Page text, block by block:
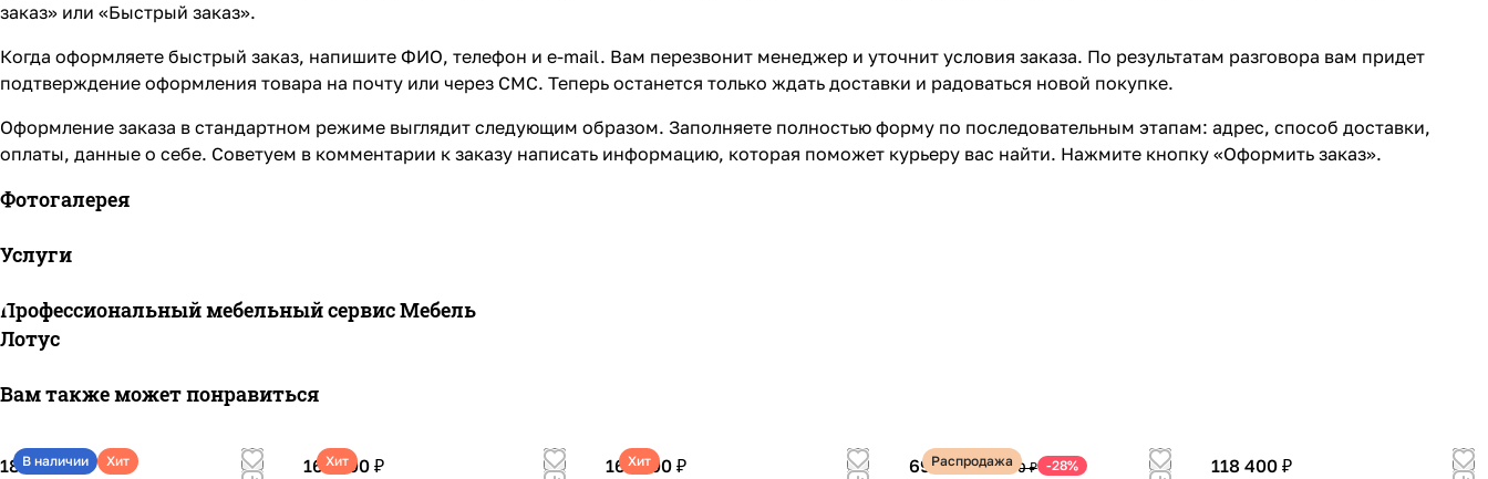
заказ» или «Быстрый заказ».
Когда оформляете быстрый заказ, напишите ФИО, телефон и e-mail. Вам перезвонит менеджер и уточнит условия заказа. По результатам разговора вам придет
подтверждение оформления товара на почту или через СМС. Теперь останется только ждать доставки и радоваться новой покупке.
Оформление заказа в стандартном режиме выглядит следующим образом. Заполняете полностью форму по последовательным этапам: адрес, способ доставки,
оплаты, данные о себе. Советуем в комментарии к заказу написать информацию, которая поможет курьеру вас найти. Нажмите кнопку «Оформить заказ».
Фотогалерея
Услуги
Профессиональный мебельный сервис Мебель
Лотус
Вам также может понравиться
В наличии Хит
189 400 ₽ Хит
160 100 ₽ Хит
160 100 ₽ Распродажа
69 900 ₽97 300 ₽ -28% 118 400 ₽